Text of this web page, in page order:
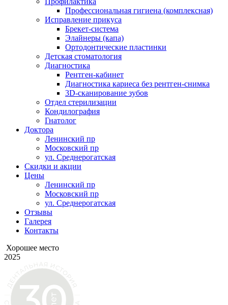
Профессиональная гигиена (комплексная)
Исправление прикуса
Брекет-система
Элайнеры (капа)
Ортодонтические пластинки
Детская стоматология
Диагностика
Рентген-кабинет
Диагностика кариеса без рентген-снимка
3D-сканирование зубов
Отдел стерилизации
Кондилография
Гнатолог
Доктора
Ленинский пр
Московский пр
ул. Среднерогатская
Скидки и акции
Цены
Ленинский пр
Московский пр
ул. Среднерогатская
Отзывы
Галерея
Контакты
Хорошее место
2025